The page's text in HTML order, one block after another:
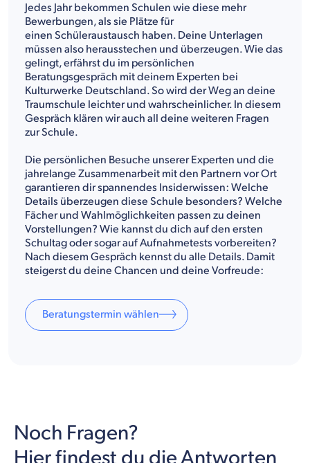
Jedes Jahr bekommen Schulen wie diese mehr
Bewerbungen, als sie Plätze für
einen Schüleraustausch haben. Deine Unterlagen
müssen also herausstechen und überzeugen. Wie das
gelingt, erfährst du im persönlichen
Beratungsgespräch mit deinem Experten bei
Kulturwerke Deutschland. So wird der Weg an deine
Traumschule leichter und wahrscheinlicher. In diesem
Gespräch klären wir auch all deine weiteren Fragen
zur Schule.
Die persönlichen Besuche unserer Experten und die
jahrelange Zusammenarbeit mit den Partnern vor Ort
garantieren dir spannendes Insiderwissen: Welche
Details überzeugen diese Schule besonders? Welche
Fächer und Wahlmöglichkeiten passen zu deinen
Vorstellungen? Wie kannst du dich auf den ersten
Schultag oder sogar auf Aufnahmetests vorbereiten?
Nach diesem Gespräch kennst du alle Details. Damit
steigerst du deine Chancen und deine Vorfreude:
Beratungstermin wählen
Noch Fragen?